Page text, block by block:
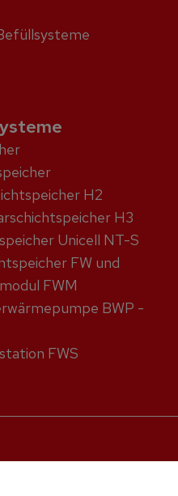
H2
H3
Unicell NT-S
FW und
FWM
BWP -
FWS